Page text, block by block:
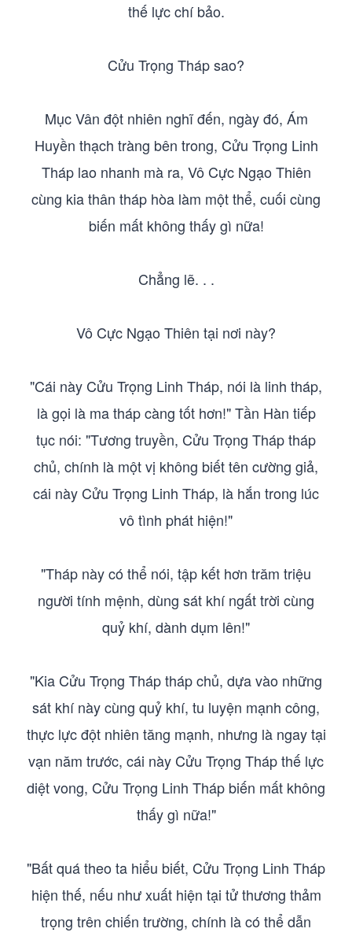
thế lực chí bảo.
Cửu Trọng Tháp sao?
Mục Vân đột nhiên nghĩ đến, ngày đó, Ám
Huyền thạch tràng bên trong, Cửu Trọng Linh
Tháp lao nhanh mà ra, Vô Cực Ngạo Thiên
cùng kia thân tháp hòa làm một thể, cuối cùng
biến mất không thấy gì nữa!
Chẳng lẽ. . .
Vô Cực Ngạo Thiên tại nơi này?
"Cái này Cửu Trọng Linh Tháp, nói là linh tháp,
là gọi là ma tháp càng tốt hơn!" Tần Hàn tiếp
tục nói: "Tương truyền, Cửu Trọng Tháp tháp
chủ, chính là một vị không biết tên cường giả,
cái này Cửu Trọng Linh Tháp, là hắn trong lúc
vô tình phát hiện!"
"Tháp này có thể nói, tập kết hơn trăm triệu
người tính mệnh, dùng sát khí ngất trời cùng
quỷ khí, dành dụm lên!"
"Kia Cửu Trọng Tháp tháp chủ, dựa vào những
sát khí này cùng quỷ khí, tu luyện mạnh công,
thực lực đột nhiên tăng mạnh, nhưng là ngay tại
vạn năm trước, cái này Cửu Trọng Tháp thế lực
diệt vong, Cửu Trọng Linh Tháp biến mất không
thấy gì nữa!"
"Bất quá theo ta hiểu biết, Cửu Trọng Linh Tháp
hiện thế, nếu như xuất hiện tại tử thương thảm
trọng trên chiến trường, chính là có thể dẫn